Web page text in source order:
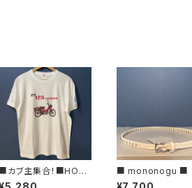
■カブ主集合！■HON
カブTシャツ三羽烏
■ mononogu ■
のぐ /レザースタッ